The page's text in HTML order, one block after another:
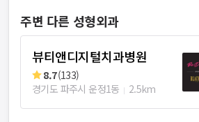
주변 다른 성형외과
뷰티앤디지털치과병원
8.7(133)
경기도 파주시 운정1동
2.5km